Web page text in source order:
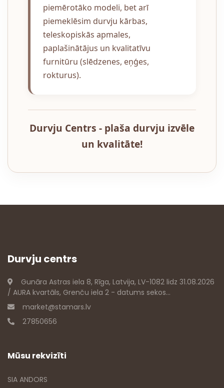
piemērotāko modeli, bet arī
piemeklēsim durvju kārbas,
teleskopiskās apmales,
paplašinātājus un kvalitatīvu
furnitūru (slēdzenes, eņģes,
rokturus).
Durvju Centrs - plaša durvju izvēle
un kvalitāte!
Durvju centrs
Gunāra Astras iela 8, Rīga, Latvija, LV-1082 lidz 31.08.2026
/ AURA kvartāls, Grenču iela 2 - datums sekos...
market@stamars.lv
27850656
Mūsu rekvizīti
SIA ANDORS